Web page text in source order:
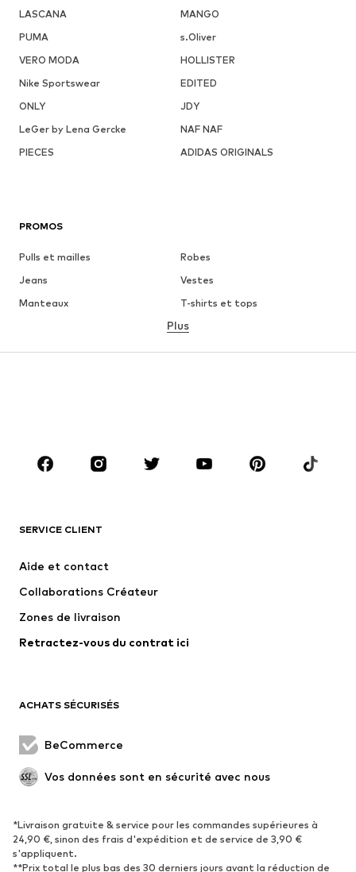
LASCANA
MANGO
PUMA
s.Oliver
VERO MODA
HOLLISTER
Nike Sportswear
EDITED
ONLY
JDY
LeGer by Lena Gercke
NAF NAF
PIECES
ADIDAS ORIGINALS
PROMOS
Pulls et mailles
Robes
Jeans
Vestes
Manteaux
T-shirts et tops
Lingerie
Jupes
Blouses et tuniques
Accessoires
Premium
Nouveautés
Lingerie
Manteaux
Jupes
Occasions spéciales
Nouveautés
Tendance
Baskets
Plus
SERVICE CLIENT
Aide et contact
Collaborations Créateur
Zones de livraison
Retractez-vous du contrat ici
ACHATS SÉCURISÉS
BeCommerce
Vos données sont en sécurité avec nous
*Livraison gratuite & service pour les commandes supérieures à
24,90 €, sinon des frais d'expédition et de service de 3,90 €
s'appliquent.
**Prix total le plus bas des 30 derniers jours avant la réduction de